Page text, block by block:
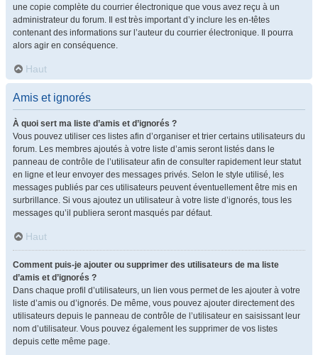
une copie complète du courrier électronique que vous avez reçu à un
administrateur du forum. Il est très important d’y inclure les en-têtes
contenant des informations sur l’auteur du courrier électronique. Il pourra
alors agir en conséquence.
Haut
Amis et ignorés
À quoi sert ma liste d’amis et d’ignorés ?
Vous pouvez utiliser ces listes afin d’organiser et trier certains utilisateurs du
forum. Les membres ajoutés à votre liste d’amis seront listés dans le
panneau de contrôle de l’utilisateur afin de consulter rapidement leur statut
en ligne et leur envoyer des messages privés. Selon le style utilisé, les
messages publiés par ces utilisateurs peuvent éventuellement être mis en
surbrillance. Si vous ajoutez un utilisateur à votre liste d’ignorés, tous les
messages qu’il publiera seront masqués par défaut.
Haut
Comment puis-je ajouter ou supprimer des utilisateurs de ma liste
d’amis et d’ignorés ?
Dans chaque profil d’utilisateurs, un lien vous permet de les ajouter à votre
liste d’amis ou d’ignorés. De même, vous pouvez ajouter directement des
utilisateurs depuis le panneau de contrôle de l’utilisateur en saisissant leur
nom d’utilisateur. Vous pouvez également les supprimer de vos listes
depuis cette même page.